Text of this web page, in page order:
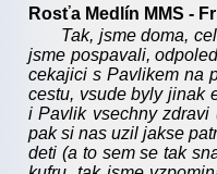
Rosťa Medlín MMS -
Tak, jsme doma,
jsme pospavali,
cekajici s Pavlikem na
cestu, vsude byly jinak
i Pavlik vsechny zdravi
pak si nas uzil jakse
deti (a to sem se tak